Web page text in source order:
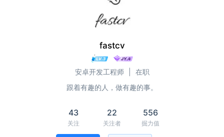
fastcv
安卓开发工程师
在职
跟着有趣的人，做有趣的事。
43
关注
22
关注者
556
掘力值